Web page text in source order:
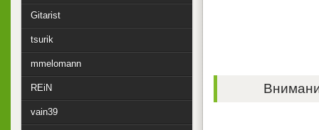
Gitarist
tsurik
mmelomann
REiN
vain39